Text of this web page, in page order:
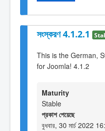
সংস্করণ 4.1.2.1
This is the German,
for Joomla! 4.1.2
Maturity
Stable
প্রকাশ পেয়েছে
বুধবার, 30 মার্চ 2022